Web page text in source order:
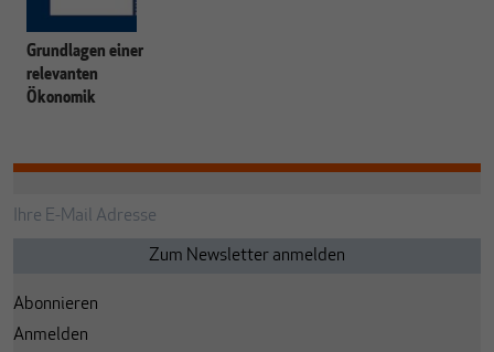
Grundlagen einer
relevanten
Ökonomik
Abonnieren
Anmelden